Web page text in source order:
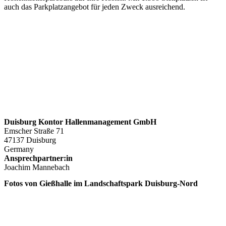
auch das Parkplatzangebot für jeden Zweck ausreichend.
Duisburg Kontor Hallenmanagement GmbH
Emscher Straße 71
47137 Duisburg
Germany
Ansprechpartner:in
Joachim Mannebach
Fotos von Gießhalle im Landschaftspark Duisburg-Nord